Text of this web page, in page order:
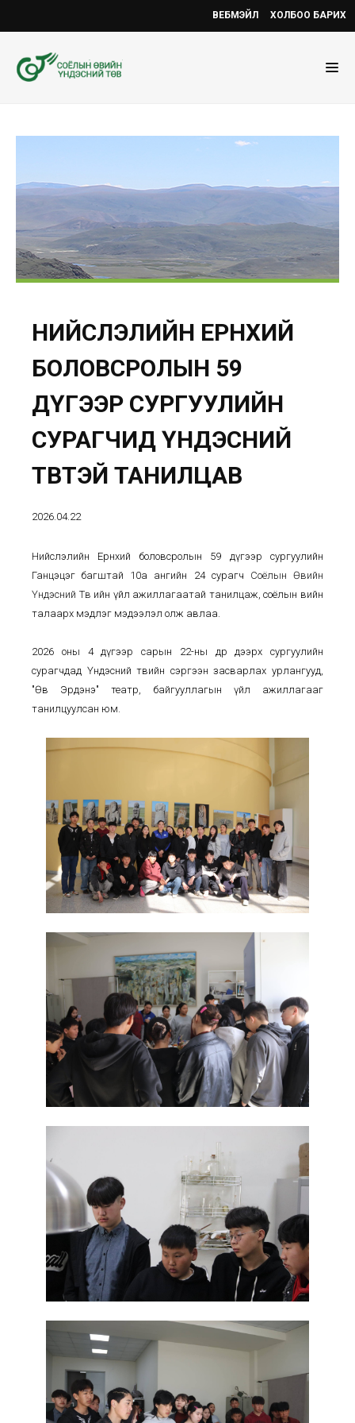
ВЕБМЭЙЛ ХОЛБОО БАРИХ
НИЙСЛЭЛИЙН ЕРӨНХИЙ
БОЛОВСРОЛЫН 59
ДҮГЭЭР СУРГУУЛИЙН
СУРАГЧИД ҮНДЭСНИЙ
ТӨВТЭЙ ТАНИЛЦАВ
2026.04.22
Нийслэлийн Ерөнхий боловсролын 59 дүгээр сургуулийн
Ганцэцэг багштай 10а ангийн 24 сурагч Соёлын Өвийн
Үндэсний Төв ийн үйл ажиллагаатай танилцаж, соёлын өвийн
талаарх мэдлэг мэдээлэл олж авлаа.
2026 оны 4 дүгээр сарын 22-ны өдөр дээрх сургуулийн
сурагчдад Үндэсний төвийн сэргээн засварлах урлангууд,
"Өв Эрдэнэ" театр, байгууллагын үйл ажиллагааг
танилцуулсан юм.